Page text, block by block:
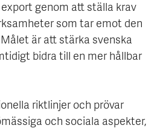
genom att ställa krav
som tar emot den
är att stärka svenska
bidra till en mer hållbar
riktlinjer och prövar
och sociala aspekter,